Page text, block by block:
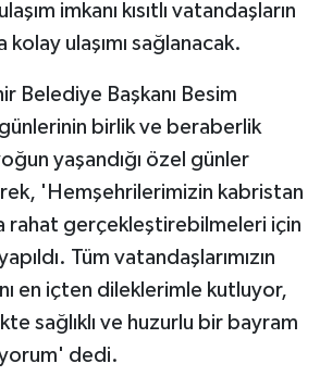
imkanı kısıtlı vatandaşların
kolay ulaşımı sağlanacak.
Belediye Başkanı Besim
birlik ve beraberlik
yaşandığı özel günler
'Hemşehrilerimizin kabristan
rahat gerçekleştirebilmeleri için
Tüm vatandaşlarımızın
en içten dileklerimle kutluyor,
sağlıklı ve huzurlu bir bayram
dedi.